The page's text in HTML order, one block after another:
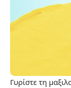
Γυρίστε τη